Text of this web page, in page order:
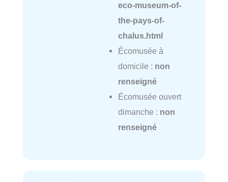
eco-museum-of-
the-pays-of-
chalus.html
Écomusée à
domicile : non
renseigné
Écomusée ouvert
dimanche : non
renseigné